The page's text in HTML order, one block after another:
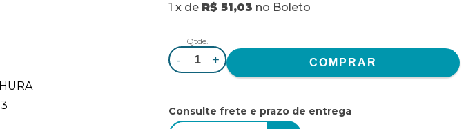
1 x de R$ 51,03 no Boleto
Qtde.
- +
Consulte frete e prazo de entrega